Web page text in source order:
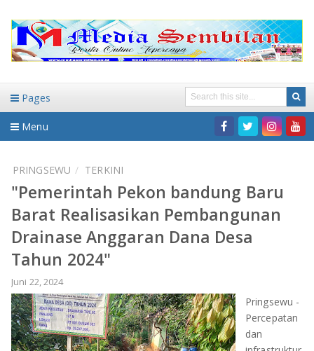
Pages
Menu
DAERAH
NASIONAL
DAERAH
BANDAR LAMPUNG
METRO
HUKUM-KRIMINAL
PENDIDIKAN
WISATA
OLAHRAGA
PRINGSEWU TERKINI
"Pemerintah Pekon bandung Baru
Barat Realisasikan Pembangunan
Drainase Anggaran Dana Desa
Tahun 2024"
Juni 22, 2024
Pringsewu -
Percepatan
dan